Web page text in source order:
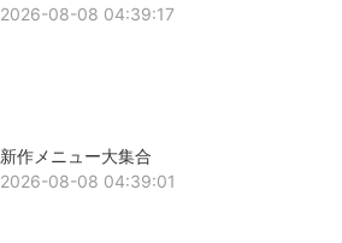
2026-08-08 04:39:17
新作メニュー大集合
2026-08-08 04:39:01